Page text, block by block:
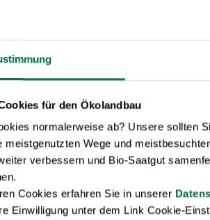
für den Ökolandbau
normalerweise ab? Unsere sollten
meistgenutzten Wege und
verbessern und Bio-Saatgut
Cookies erfahren Sie in unserer
Einwilligung unter dem Link Cookie-
an
Neuheiten &